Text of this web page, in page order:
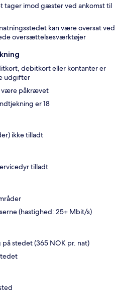
tager imod gæster ved ankomst til
kan være oversat ved
oversættelsesværktøjer
debitkort eller kontanter er
udgifter
være påkrævet
er 18
ikke tilladt
tilladt
(hastighed: 25+ Mbit/s)
stedet (365 NOK pr. nat)